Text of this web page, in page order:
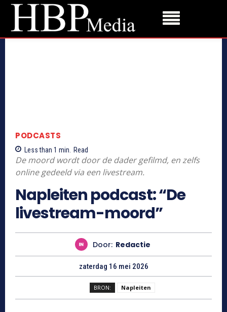
PODCASTS
Less than 1 min. Read
De moord wordt door de dader gefilmd, en zelfs
online gedeeld via een livestream.
Napleiten podcast: “De
livestream-moord”
Door: Redactie
zaterdag 16 mei 2026
BRON: Napleiten